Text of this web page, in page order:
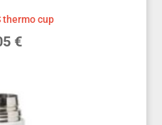
thermo cup
€